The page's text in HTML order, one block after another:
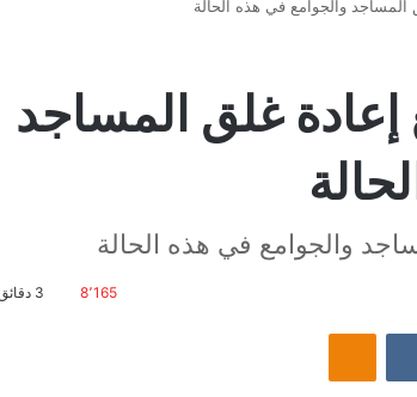
والجوامع في هذه الحالة
غلق المساجد
والجوامع في هذه الحالة
8٬165